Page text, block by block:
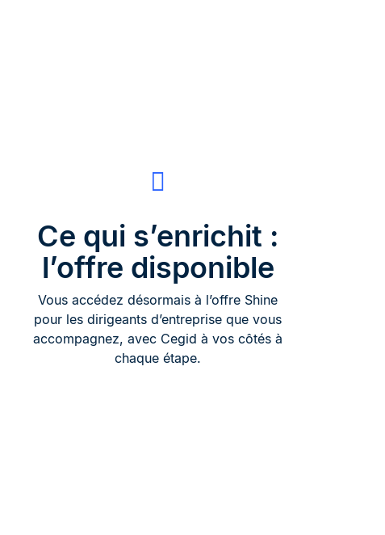
Ce qui s’enrichit :
l’offre disponible
Vous accédez désormais à l’offre Shine
pour les dirigeants d’entreprise que vous
accompagnez, avec Cegid à vos côtés à
chaque étape.